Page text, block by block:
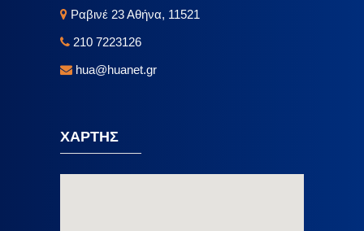
Ραβινέ 23 Αθήνα, 11521
210 7223126
hua@huanet.gr
ΧΑΡΤΗΣ